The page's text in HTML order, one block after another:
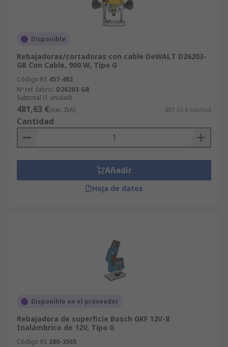
Disponible
Rebajadoras/cortadoras con cable DeWALT D26203-
GB Con Cable, 900 W, Tipo G
Código RS 457-482
Nº ref. fabric. D26203-GB
Subtotal (1 unidad)
481,63 €(exc. IVA) 481,63 €/unidad
Cantidad
Añadir
Hoja de datos
Disponible en el proveedor
Rebajadora de superficie Bosch GKF 12V-8
Inalámbrico de 12V, Tipo G
Código RS 280-3565